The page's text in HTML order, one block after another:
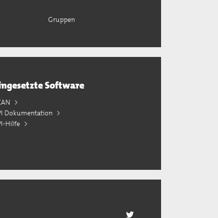
Gruppen
Software
Dokumentation
Hilfe